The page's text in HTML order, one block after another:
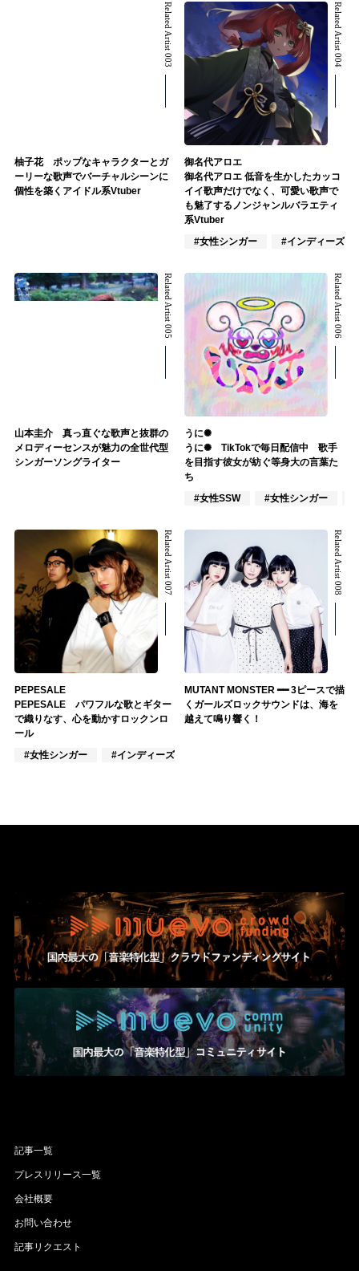
Related Artist 003
柚子花 ポップなキャラクターとガ
ーリーな歌声でバーチャルシーンに
個性を築くアイドル系Vtuber
Related Artist 004
御名代アロエ
御名代アロエ 低音を生かしたカッコ
イイ歌声だけでなく、可愛い歌声で
も魅了するノンジャンルバラエティ
系Vtuber
#女性シンガー
#インディーズ
Related Artist 005
山本圭介 真っ直ぐな歌声と抜群の
メロディーセンスが魅力の全世代型
シンガーソングライター
Related Artist 006
うに✺
うに✺ TikTokで毎日配信中 歌手
を目指す彼女が紡ぐ等身大の言葉た
ち
#女性SSW
#女性シンガー
Related Artist 007
PEPESALE
PEPESALE パワフルな歌とギター
で織りなす、心を動かすロックンロ
ール
#女性シンガー
#インディーズ
Related Artist 008
MUTANT MONSTER ━━ 3ピースで描
くガールズロックサウンドは、海を
越えて鳴り響く！
記事一覧
プレスリリース一覧
会社概要
お問い合わせ
記事リクエスト